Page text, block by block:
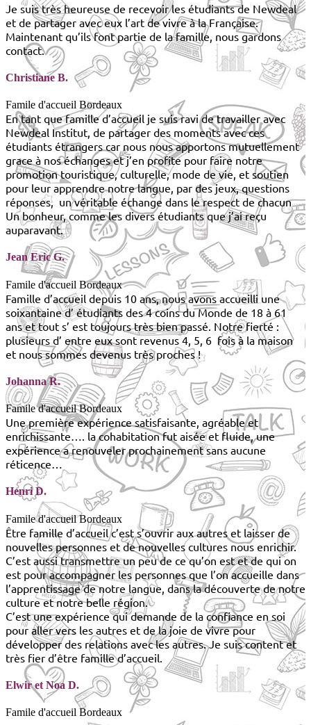
Je suis très heureuse de recevoir les étudiants de Newdeal
et de partager avec eux l’art de vivre à la Française.
Maintenant qu’ils font partie de la famille, nous gardons
contact.
Christiane B.
Famile d'accueil Bordeaux
En tant que famille d’accueil je suis ravi de travailler avec
Newdeal Institut, de partager des moments avec ces
étudiants étrangers car nous nous apportons mutuellement
grace à nos échanges et j’en profite pour faire notre
promotion touristique, culturelle, mode de vie, et soutien
pour leur apprendre notre langue, par des jeux, questions
réponses, un véritable échange dans le respect de chacun
Un bonheur, comme les divers étudiants que j’ai reçu
auparavant.
Jean Eric G.
Famile d'accueil Bordeaux
Famille d’accueil depuis 10 ans, nous avons accueilli une
soixantaine d’ étudiants des 4 coins du Monde de 18 à 61
ans et tout s’ est toujours très bien passé. Notre fierté :
plusieurs d’ entre eux sont revenus 4, 5, 6 fois à la maison
et nous sommes devenus très proches !
Johanna R.
Famile d'accueil Bordeaux
Une première expérience satisfaisante, agréable et
enrichissante…. la cohabitation fut aisée et fluide, une
expérience a renouveler prochainement sans aucune
réticence…
Henri D.
Famile d'accueil Bordeaux
Être famille d’accueil c’est s’ouvrir aux autres et laisser de
nouvelles personnes et de nouvelles cultures nous enrichir.
C’est aussi transmettre un peu de ce qu’on est et de qui on
est pour accompagner les personnes que l’on accueille dans
l’apprentissage de notre langue, dans la découverte de notre
culture et notre belle région.
C’est une expérience qui demande de la confiance en soi
pour aller vers les autres et de la joie de vivre pour
développer des relations avec les autres. Je suis content et
très fier d’être famille d’accueil.
Elwir et Noa D.
Famile d'accueil Bordeaux